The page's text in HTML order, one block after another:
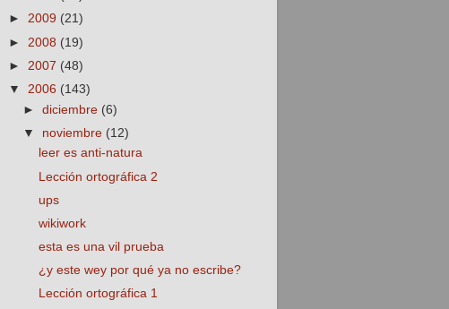
► 2009 (21)
► 2008 (19)
► 2007 (48)
▼ 2006 (143)
►diciembre (6)
▼ noviembre (12)
leer es anti-natura
Lección ortográfica 2
ups
wikiwork
esta es una vil prueba
¿y este wey por qué ya no escribe?
Lección ortográfica 1